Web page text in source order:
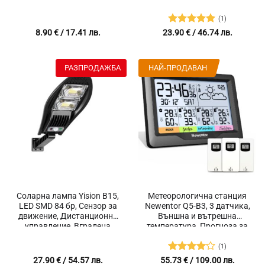
разгънато положение 45 x
80 x 30 см, Черен
8.90€/ 17.41 лв.
броя
Оценено с
(1)
23.90€/ 46.74 лв.
Соларна лампа Yision B15,
LED SMD 84 бр, Сензор за
движение, Дистанционно
управление, Вградена
1060 lm, Автоматични
27.90€/ 54.57 лв.
РАЗПРОДАЖБА
Метеорологична станция
Newentor Q5-B3, 3 датчика,
Външна и вътрешна
температура, Прогноза за
при лед, Атмосферно
налягане, Wi-Fi, Влажност,
Оценено
(1)
55.73€/ 109.00 лв.
НАЙ-ПРОДАВАН